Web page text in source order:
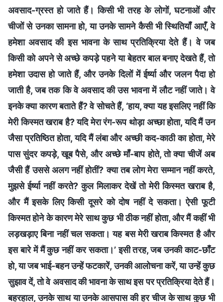
अवसाद-ग्रस्त हो जाते हैं। किसी भी तरह के लोगों, घटनाओं और
चीजों से उनका सामना हो, या उनके सामने कैसी भी स्थितियाँ आएँ, वे
हमेशा अवसाद की इस भावना के साथ प्रतिक्रिया देते हैं। वे जब
किसी को अपने से अच्छे कपड़े पहने या बेहतर बाल बनाए देखते हैं, तो
हमेशा उदास हो जाते हैं, और उनके दिलों में ईर्ष्या और जलन पैदा हो
जाती है, जब तक कि वे अवसाद की उस भावना में लौट नहीं जाते। वे
इनके क्या कारण बताते हैं? वे सोचते हैं, ‘हाय, क्या यह इसलिए नहीं कि
मेरी किस्मत खराब है? यदि मेरा रंग-रूप थोड़ा अच्छा होता, यदि मैं उन
जैसा प्रतिष्ठित होता, यदि मैं लंबा और अच्छी कद-काठी का होता, मेरे
पास सुंदर कपड़े, खूब पैसे, और अच्छे माँ-बाप होते, तो क्या चीजें अब
जैसी हैं उससे अलग नहीं होतीं? क्या तब लोग मेरा सम्मान नहीं करते,
मुझसे ईर्ष्या नहीं करते? कुल मिलाकर देखें तो मेरी किस्मत खराब है,
और मैं इसके लिए किसी दूसरे को दोष नहीं दे सकता। ऐसी फूटी
किस्मत होने के कारण मेरे साथ कुछ भी ठीक नहीं होता, और मैं कहीं भी
लड़खड़ाए बिना नहीं चल सकता। यह बस मेरी खराब किस्मत है और
इस बारे में मैं कुछ नहीं कर सकता।’ इसी तरह, जब उनकी काट-छाँट
हो, या जब भाई-बहन उन्हें फटकारें, उनकी आलोचना करें, या उन्हें कुछ
सुझाव दें, तो वे अवसाद की भावना के साथ इस पर प्रतिक्रिया देते हैं।
बहरहाल, उनके साथ या उनके आसपास की हर चीज के साथ कुछ भी